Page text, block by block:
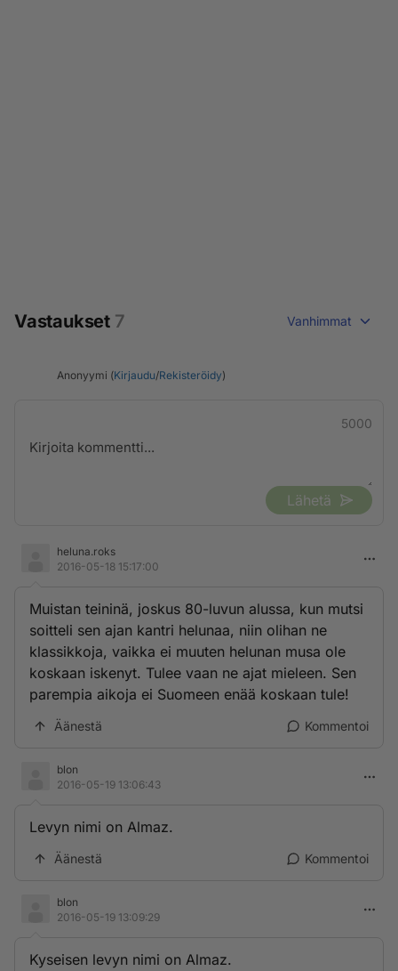
Vastaukset 7 Vanhimmat
Anonyymi (Kirjaudu/Rekisteröidy)
5000
Lähetä
heluna.roks
2016-05-18 15:17:00
Muistan teininä, joskus 80-luvun alussa, kun mutsi
soitteli sen ajan kantri helunaa, niin olihan ne
klassikkoja, vaikka ei muuten helunan musa ole
koskaan iskenyt. Tulee vaan ne ajat mieleen. Sen
parempia aikoja ei Suomeen enää koskaan tule!
Äänestä Kommentoi
blon
2016-05-19 13:06:43
Levyn nimi on Almaz.
Äänestä Kommentoi
blon
2016-05-19 13:09:29
Kyseisen levyn nimi on Almaz.